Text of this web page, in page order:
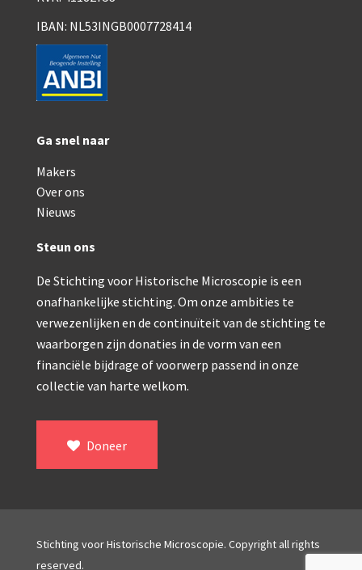
Nachet, ‘plus simple’ (1862-1880)
Beck & Beck, ‘popular microscope’ (1867)
Bianchi, trommelmicroscoop (1869-1873)
Hartnack / Prazmowski (1870-1880)
Baker, prepareermicroscoop (1870-1890)
Double pillar, Frans (1870-1900)
Zeiss, statief IX (ca. 1890)
Seibert, ‘Stativ 3’ (1895-1900)
Watson & Sons, No. 1 ‘Van Heurck’ (ca. 1900)
Reichert (ca. 1925)
Winkel, statief BTC (1955-1957)
Troughton & Simms, McArthur type (1959-
Bleeker, statief R (ca. 1965)
IBAN: NL53INGB0007728414
Ga snel naar
Makers
Over ons
Nieuws
Steun ons
De Stichting voor Historische Microscopie is een
onafhankelijke stichting. Om onze ambities te
verwezenlijken en de continuïteit van de stichting te
waarborgen zijn donaties in de vorm van een
financiële bijdrage of voorwerp passend in onze
collectie van harte welkom.
Doneer
Stichting voor Historische Microscopie. Copyright all rights
reserved.